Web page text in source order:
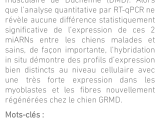
que l’analyse quantitative par RT-qPCR ne
révèle aucune différence statistiquement
significative de l’expression de ces 2
miARNs entre les chiens malades et
sains, de façon importante, l’hybridation
in situ démontre des profils d’expression
bien distincts au niveau cellulaire avec
une très forte expression dans les
myoblastes et les fibres nouvellement
régénérées chez le chien GRMD.
Mots-clés :